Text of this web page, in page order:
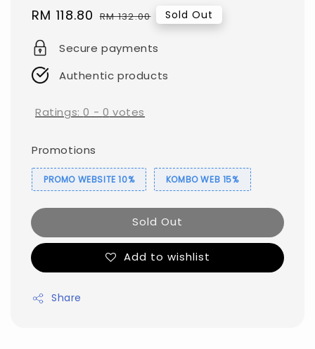
Sale
RM 118.80 Regular
RM 132.00 Sold Out
Secure payments
Authentic products
Ratings:0 - 0 votes
Promotions
PROMO WEBSITE 10% KOMBO WEB 15%
Sold Out
Add to wishlist
Share